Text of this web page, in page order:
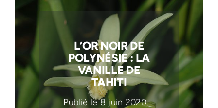
L’OR NOIR DE
POLYNÉSIE : LA
VANILLE DE
TAHITI
Publié le 8 juin 2020